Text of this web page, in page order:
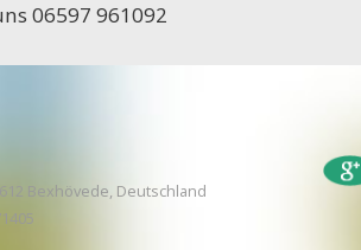
06597 961092
Bexhövede, Deutschland